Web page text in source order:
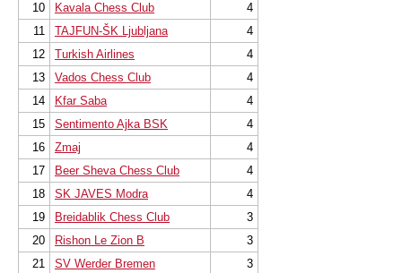
10
Kavala Chess Club
4
11
TAJFUN-ŠK Ljubljana
4
12
Turkish Airlines
4
13
Vados Chess Club
4
14
Kfar Saba
4
15
Sentimento Ajka BSK
4
16
Zmaj
4
17
Beer Sheva Chess Club
4
18
SK JAVES Modra
4
19
Breidablik Chess Club
3
20
Rishon Le Zion B
3
21
SV Werder Bremen
3